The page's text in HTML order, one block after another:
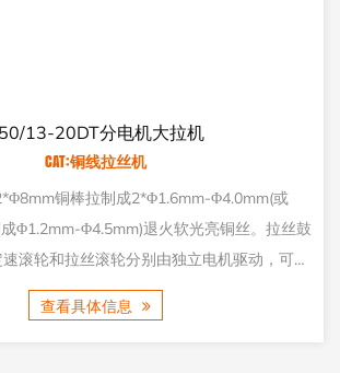
LHD400-7D 铜线大拉机
这款拉杆机采用高精度零部件组装而成，能够快
毫米至3.0毫米之间的铜线。同时，设备整体长度
备出色的长度优势，深受用户青睐。